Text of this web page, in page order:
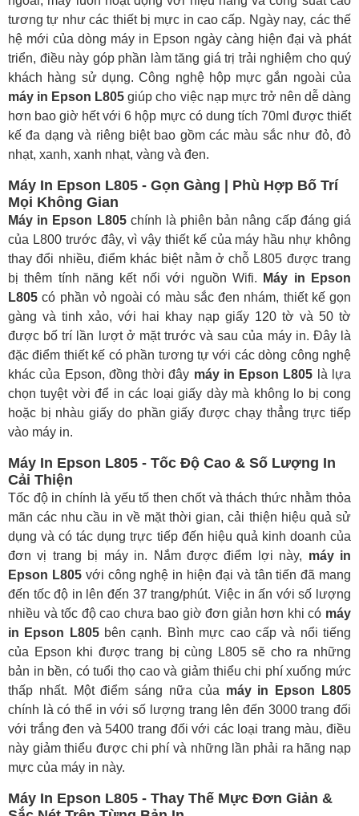
tương tự như các thiết bị mực in cao cấp. Ngày nay, các thế
hệ mới của dòng máy in Epson ngày càng hiện đại và phát
triển, điều này góp phần làm tăng giá trị trải nghiệm cho quý
khách hàng sử dụng. Công nghệ hộp mực gắn ngoài của
máy in Epson L805 giúp cho việc nạp mực trở nên dễ dàng
hơn bao giờ hết với 6 hộp mực có dung tích 70ml được thiết
kế đa dạng và riêng biệt bao gồm các màu sắc như đỏ, đỏ
nhạt, xanh, xanh nhạt, vàng và đen.
Máy In Epson L805 - Gọn Gàng | Phù Hợp Bố Trí
Mọi Không Gian
Máy in Epson L805chính là phiên bản nâng cấp đáng giá
của L800 trước đây, vì vậy thiết kế của máy hầu nhự không
thay đổi nhiều, điểm khác biệt nằm ở chỗ L805 được trang
bị thêm tính năng kết nối với nguồn Wifi.
Máy in Epson
L805 có phần vỏ ngoài có màu sắc đen nhám, thiết kế gọn
gàng và tinh xảo, với hai khay nạp giấy 120 tờ và 50 tờ
được bố trí lần lượt ở mặt trước và sau của máy in. Đây là
đặc điểm thiết kế có phần tương tự với các dòng công nghệ
khác của Epson, đồng thời đây máy in Epson L805 là lựa
chọn tuyệt vời để in các loại giấy dày mà không lo bị cong
hoặc bị nhàu giấy do phần giấy được chạy thẳng trực tiếp
vào máy in.
Máy In Epson L805 - Tốc Độ Cao & Số Lượng In
Cải Thiện
Tốc độ in chính là yếu tố then chốt và thách thức nhằm thỏa
mãn các nhu cầu in về mặt thời gian, cải thiện hiệu quả sử
dụng và có tác dụng trực tiếp đến hiệu quả kinh doanh của
đơn vị trang bị máy in. Nắm được điểm lợi này, máy in
Epson L805với công nghệ in hiện đại và tân tiến đã mang
đến tốc độ in lên đến 37 trang/phút. Việc in ấn với số lượng
nhiều và tốc độ cao chưa bao giờ đơn giản hơn khi có máy
in Epson L805bên cạnh. Bình mực cao cấp và nổi tiếng
của Epson khi được trang bị cùng L805 sẽ cho ra những
bản in bền, có tuổi thọ cao và giảm thiểu chi phí xuống mức
thấp nhất. Một điểm sáng nữa của máy in Epson L805
chính là có thể in với số lượng trang lên đến 3000 trang đối
với trắng đen và 5400 trang đối với các loại trang màu, điều
này giảm thiểu được chi phí và những lần phải ra hãng nạp
mực của máy in này.
Máy In Epson L805 - Thay Thế Mực Đơn Giản &